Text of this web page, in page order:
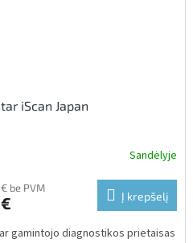
iScan Japan
Sandėlyje
be PVM
Į krepšelį
gamintojo diagnostikos prietaisas